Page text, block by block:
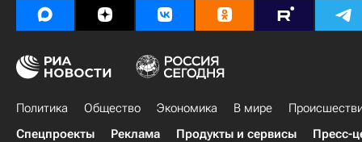
Политика Общество Экономика В мире
Спецпроекты
Реклама Продукты и сервисы Пресс-